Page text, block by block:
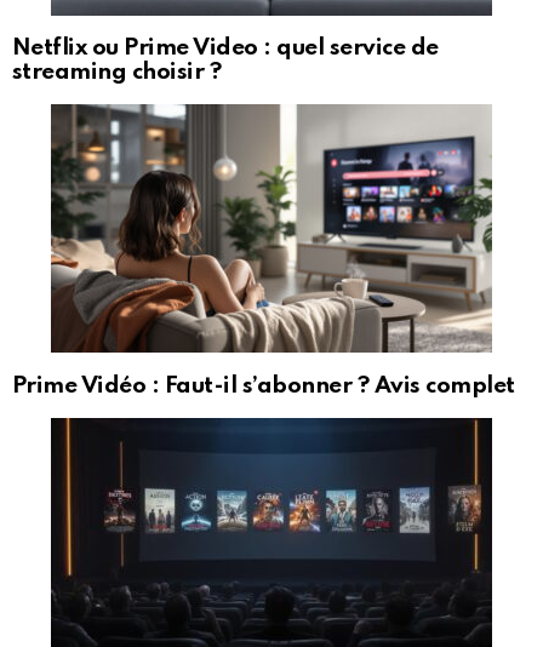
Netflix ou Prime Video : quel service de
streaming choisir ?
Prime Vidéo : Faut-il s’abonner ? Avis complet